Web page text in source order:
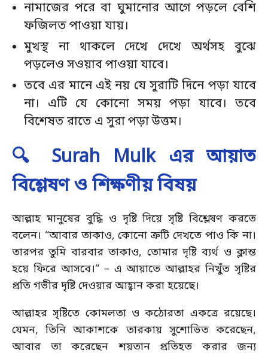
নামাজের পরে বা ঘুমানোর আগে পড়লে বেশি
ফজিলত পাওয়া যায়।
মুখস্থ না থাকলে দেখে দেখে অর্থসহ বুঝে
পড়লেও সওয়াব পাওয়া যাবে।
তবে এর মানে এই নয় যে সুরাটি দিনে পড়া যাবে
না। এটি যে কোনো সময় পড়া যাবে। তবে
বিশেষত রাতে এ সুরা পড়া উত্তম।
🔍 Surah Mulk এর আয়াত
বিশ্লেষণ ও শিক্ষণীয় বিষয়
আল্লাহ মানুষের বুদ্ধি ও দৃষ্টি দিয়ে সৃষ্টি বিশ্লেষণ করতে
বলেন। “আবার তাকাও, কোনো ত্রুটি দেখতে পাও কি না।
তারপর তুমি বারবার তাকাও, তোমার দৃষ্টি ব্যর্থ ও ক্লান্ত
হয়ে ফিরে আসবে।” – এ আয়াতে আল্লাহর নিখুঁত সৃষ্টির
প্রতি গভীর দৃষ্টি দেওয়ার আহ্বান করা হয়েছে।
আল্লাহর সৃষ্টিতে কোমলতা ও কঠোরতা একত্রে রয়েছে।
যেমন, তিনি আকাশকে তারকায় সুশোভিত করেছেন,
আবার তা করেছেন শয়তান প্রতিহত করার জন্য